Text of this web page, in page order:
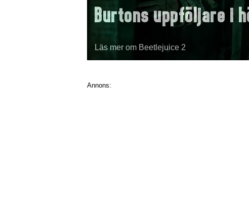
Burtons uppföljare i
Läs mer om Beetlejuice 2
Annons: